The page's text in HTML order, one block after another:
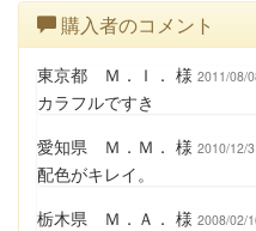
購入者のコメント
東京都 Ｍ．Ｉ． 様 2011/08/
カラフルですき
愛知県 Ｍ．Ｍ． 様 2010/12/
配色がキレイ。
栃木県 Ｍ．Ａ． 様 2008/02/